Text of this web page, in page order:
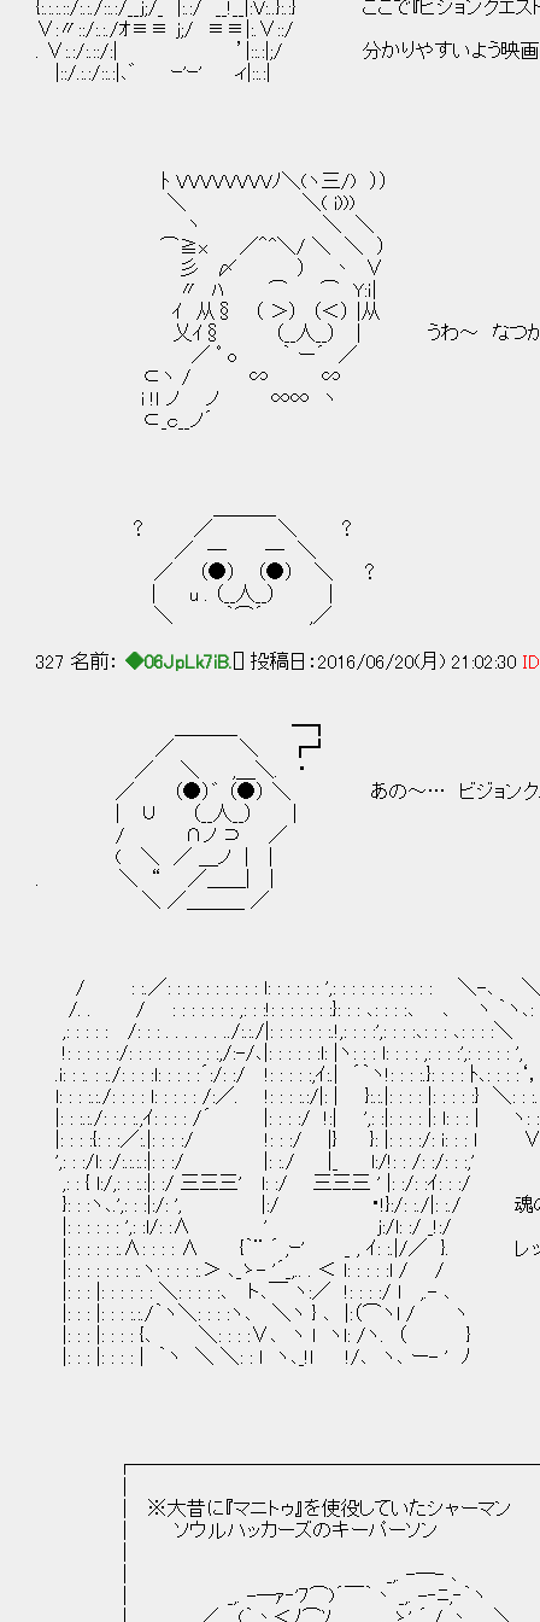
{:.:.:.::/:.:./::.:/__ｊ;/_ |:.:/ __!__|:V:..}:.:} ここで『ビジョンクエス
∨:〃::/:.:./ｵ≡≡ ｊ;/ ≡≡|:.∨::/
. ∨:.:/:.::/:| ’|::.:|;/ 分かりやすいよう映画館風
|::/.:.:/::.:|､゛ ｰ'ｰ' ィ|::.:|
ﾄ VVVVVVVVﾉ＼(ヽ三/) ））
＼ ＼( i)))
ヽ ＼ ＼
⌒≧x ／＾^＼/ ＼ ＼ ）
彡 〆 ） 丶 ∨
〃 ﾊ ⌒ ⌒ Y:ｉ|
ｲ 从§ （ ＞） （＜） |从
乂ｲ§ （__人__） | うわ～ なつかし
／ ﾟ o ｀ ー´ ／
⊂ヽ / ∽ ∽
i !ｌ ノ ノ ∞∞ ヽ
⊂_ｃ__ノ´
？ ／ ＼ ？
／ ─ ─ ＼
／ （●） （●） ＼ ？
| u . （__人__） |
＼ ｀⌒´ ,／
327 名前： ◆06JpLk7iB. [] 投稿日：2016/06/20(月) 21:02:30
＿＿＿_ ━┓
／ ＼ ┏┛
／ ＼ ,＿＼. ・
／ （●）゛ （●） ＼ あの～… ビジョンクエス
| ∪ （__人__） |
/ ∩ノ ⊃ ／
( ＼ ／ ＿ノ | |
. ＼ “ ／＿＿| |
＼ ／＿＿＿ ／
/ : :.／: : : : : : : : : : l: : : : : : ',: : : : : : : : : : : ＼-､ ＼
/. . / : : : : : : : ,: : :!: : : : : : :}: : : ､: : : :､ ､ ヽ ｀ヽ､: :
,: : : : : /: : : . . . . . . ../:.:./|: : : : : : :.!,: : : :',: : : :､: : : ､: : : :＼
!: : : : : :/: : : : : : : : : :,/:-/､|: : : : : :l: |ヽ: : : l: : : : ,: : : :',: : : : : ',
.i: : :. : :./: : : :l: : : : :´:/: :/ !: : : : :,ｲ:.| ´｀ヽ!: : : :.}: : : : ﾄ､: : : :‘
l: : : :.:./: : : : l: : : : : /:／. !: : : :.:/|: | }:.:.|: : : : |: : : : :} ＼: : :.
|: : :.:./: : : :.,ｲ: : : : /´ |: : : :/ !:| ',: :|: : : : |: l: : : | ヽ:
|: : : :{: : :／:.|: : : :/ !: : :/ |} }: |: : : :/: i: : : l
',: : :/l: :/:.:.:.:|: : :/ |: :./ |_ l:/!: : /: :/: : :,'
,: : { l:/,: : :.:|: :/ 三三三' l: :/ 三三三 ' |: :/: :ｲ: : :/
}: : :ヽ､.',: : :|:/: ', |:/ ・!}:/: :./|: :./ 魂の記憶
|: : : : : : ',: :l/: :∧ ' j:/l: :/ _!:/
|: : : : : :.∧: : : : ∧ {｀¨ ´ ,ｰ' _ , ｲ: :.|/／ }. レッドマ
|: : : : : : : :.ヽ: : : : :.＞ ､_ゝ- '´_,.. . ＜ l: : : : :l / /
|: : : |: : : : : : ＼: : : : :､ ト､￣ ヽ:／ !: : : :/ l ,.- ､
|: : : |: : : :.:./｀ヽ＼: : : :ヽ､ ＼ヽ } ､ |:（⌒ヽl / ヽ
|: : : |: : : : {､ ＼: : : :∨､ ヽ l ヽl: /ヽ. （ }
|: : : |: : : : | ｀ヽ ＼ ＼: : l ヽ､_!l !/､ ヽ､ ー- ' ﾉ
│ ※大昔に『マニトゥ』を使役していたシャーマ
│ ソウルハッカーズのキーパーソ
│ _,. -─- ､
│ _,. -─ｧ‐'ﾌ⌒)´￣｀丶 _,. -‐ﾆ,‐｀